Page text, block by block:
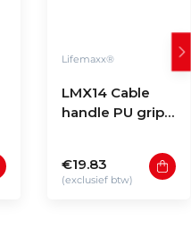
Lifemaxx®
LMX14 Cable
handle PU grip
€19.83
(exclusief btw)